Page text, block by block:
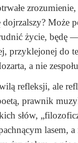
Może
życie, będę
przyklejonej do
a nie
refleksji, ale
prawnik
słów,
lasem, a